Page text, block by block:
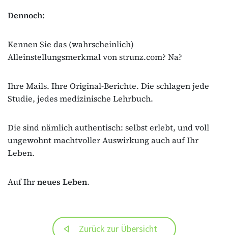
Dennoch:
Kennen Sie das (wahrscheinlich)
Alleinstellungsmerkmal von strunz.com? Na?
Ihre Mails. Ihre Original-Berichte. Die schlagen jede
Studie, jedes medizinische Lehrbuch.
Die sind nämlich authentisch: selbst erlebt, und voll
ungewohnt machtvoller Auswirkung auch auf Ihr
Leben.
Auf Ihrneues Leben.
Zurück zur Übersicht